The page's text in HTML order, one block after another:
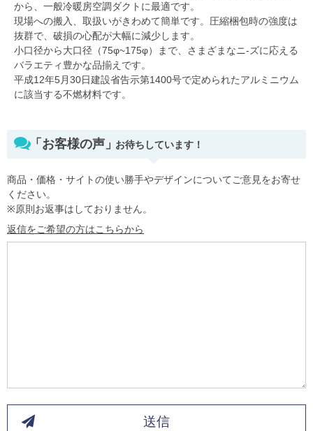
から、一般冷暖房空調ダクトに最適です。
現場への搬入、取扱いがきわめて簡単です。圧縮梱包時の強度は
抜群で、破損の心配が大幅に減少します。
小口径から大口径（75φ~175φ）まで、さまざまなニ-ズに応える
バラエティ豊かな品揃えです。
平成12年5月30日建設省告示第1400号で定められたアルミニウム
に該当する不燃材料です。
「お客様の声」お待ちしています！
商品・価格・サイトの使い勝手やデザインについてご意見をお寄せ
ください。
※原則お返事はしておりません。
返信をご希望の方はこちらから
送信